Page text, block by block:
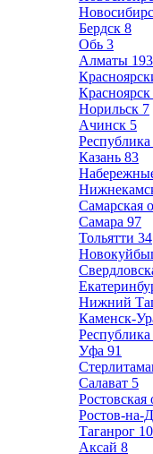
Бердск 8
Обь 3
Алматы 193
Красноярск
Норильск 7
Ачинск 5
Республика
Казань 83
Самарская
Самара 97
Тольятти 34
Нижний
Каменск-
Уфа 91
Салават 5
Ростовская
Ростов-на-
Таганрог 10
Аксай 8